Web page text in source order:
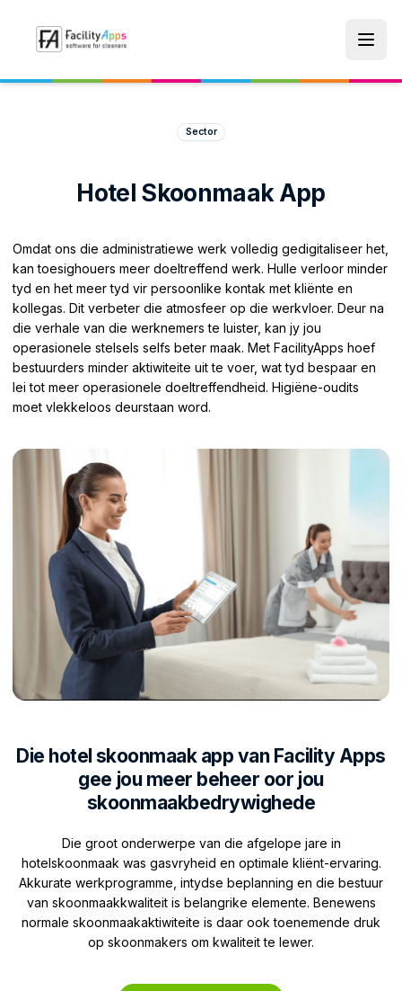
Sector
Hotel Skoonmaak App
Omdat ons die administratiewe werk volledig gedigitaliseer het,
kan toesighouers meer doeltreffend werk. Hulle verloor minder
tyd en het meer tyd vir persoonlike kontak met kliënte en
kollegas. Dit verbeter die atmosfeer op die werkvloer. Deur na
die verhale van die werknemers te luister, kan jy jou
operasionele stelsels selfs beter maak. Met FacilityApps hoef
bestuurders minder aktiwiteite uit te voer, wat tyd bespaar en
lei tot meer operasionele doeltreffendheid. Higiëne-oudits
moet vlekkeloos deurstaan word.
Die hotel skoonmaak app van Facility Apps
gee jou meer beheer oor jou
skoonmaakbedrywighede
Die groot onderwerpe van die afgelope jare in
hotelskoonmaak was gasvryheid en optimale kliënt-ervaring.
Akkurate werkprogramme, intydse beplanning en die bestuur
van skoonmaakkwaliteit is belangrike elemente. Benewens
normale skoonmaakaktiwiteite is daar ook toenemende druk
op skoonmakers om kwaliteit te lewer.